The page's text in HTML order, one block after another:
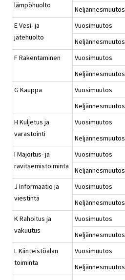
lämpöhuolto
Neljännesmuutos
E Vesi- ja
jätehuolto
Vuosimuutos
Neljännesmuutos
F Rakentaminen
Vuosimuutos
Neljännesmuutos
G Kauppa
Vuosimuutos
Neljännesmuutos
H Kuljetus ja
varastointi
Vuosimuutos
Neljännesmuutos
I Majoitus- ja
ravitsemistoiminta
Vuosimuutos
Neljännesmuutos
J Informaatio ja
viestintä
Vuosimuutos
Neljännesmuutos
K Rahoitus ja
vakuutus
Vuosimuutos
Neljännesmuutos
L Kiinteistöalan
toiminta
Vuosimuutos
Neljännesmuutos